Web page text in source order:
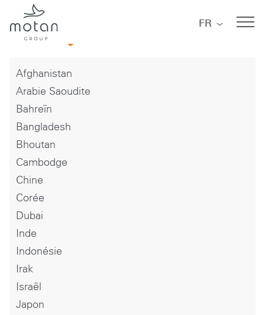
Skip to main navigation
Skip to main content
Skip to page footer
FR
Asie
Afghanistan
Arabie Saoudite
Bahreïn
Bangladesh
Bhoutan
Cambodge
Chine
Corée
Dubai
Inde
Indonésie
Irak
Israël
Japon